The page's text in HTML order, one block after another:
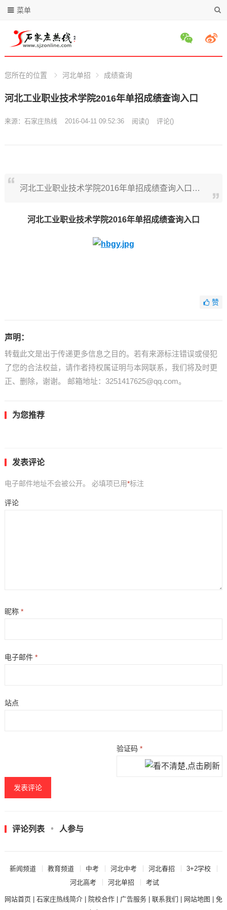
菜单
您所在的位置 河北单招 成绩查询
河北工业职业技术学院2016年单招成绩查询入口
来源： 石家庄热线 2016-04-11 09:52:36 阅读() 评论()
河北工业职业技术学院2016年单招成绩查询入口…
河北工业职业技术学院2016年单招成绩查询入口
赞
声明：
转载此文是出于传递更多信息之目的。若有来源标注错误或侵犯
了您的合法权益，请作者持权属证明与本网联系，我们将及时更
正、删除，谢谢。 邮箱地址：3251417625@qq.com。
为您推荐
发表评论
电子邮件地址不会被公开。 必填项已用*标注
评论
昵称 *
电子邮件 *
站点
验证码*
评论列表 人参与
新闻频道 教育频道 中考 河北中考 河北春招
3+2学校
河北高考
河北单招 考试
网站首页| 石家庄热线简介| 院校合作| 广告服务| 联系我们 网站地图
免